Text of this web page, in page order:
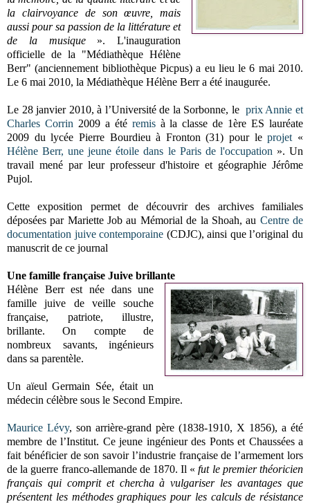
la clairvoyance de son œuvre, mais
aussi pour sa passion de la littérature et
de la musique». L'inauguration
officielle de la "Médiathèque Hélène
Berr" (anciennement bibliothèque Picpus) a eu lieu le 6 mai 2010.
Le 6 mai 2010, la Médiathèque Hélène Berr a été inaugurée.
Le 28 janvier 2010, à l’Université de la Sorbonne, le prix Annie et
Charles Corrin 2009 a été remisà la classe de 1ère ES lauréate
2009 du lycée Pierre Bourdieu à Fronton (31) pour leprojet «
Hélène Berr, une jeune étoile dans le Paris de l'occupation ». Un
travail mené par leur professeur d'histoire et géographie Jérôme
Pujol.
Cette exposition permet de découvrir des archives familiales
déposées par Mariette Job au Mémorial de la Shoah, au Centre de
documentation juive contemporaine (CDJC), ainsi que l’original du
manuscrit de ce journal
Une famille française Juive brillante
Hélène Berr est née dans une
famille juive de veille souche
française, patriote, illustre,
brillante. On compte de
nombreux savants, ingénieurs
dans sa parentèle.
Un aïeul Germain Sée, était un
médecin célèbre sous le Second Empire.
Maurice Lévy, son arrière-grand père (1838-1910, X 1856), a été
membre de l’Institut. Ce jeune ingénieur des Ponts et Chaussées a
fait bénéficier de son savoir l’industrie française de l’armement lors
de la guerre franco-allemande de 1870. Il «fut le premier théoricien
français qui comprit et chercha à vulgariser les avantages que
présentent les méthodes graphiques pour les calculs de résistance